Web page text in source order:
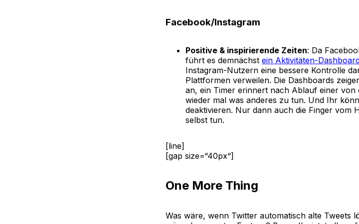
Facebook/Instagram
Positive & inspirierende Zeiten: Da
führt es demnächst ein Aktivitäten-
Instagram-Nutzern eine bessere Kontrolle
Plattformen verweilen. Die Dashboards
an, ein Timer erinnert nach Ablauf einer von
wieder mal was anderes zu tun. Und Ihr
deaktivieren. Nur dann auch die Finger vom
selbst tun.
[line]
[gap size=“40px“]
One More Thing
Was wäre, wenn Twitter automatisch alte Tweets